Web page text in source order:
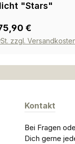
"Stars"
€
zzgl.
Kontakt
Bei Fragen
Dich gerne